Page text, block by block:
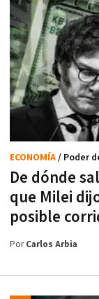
De dónde
que Milei
posible
ECONOMÍA/ Poder
PorCarlos Arbia